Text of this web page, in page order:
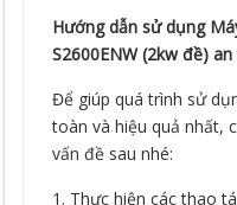
Hướng dẫn sử dụng
S2600ENW (2kw đề)
Để giúp quá trình sử
toàn và hiệu quả nhất,
vấn đề sau nhé:
1. Thực hiện các thao